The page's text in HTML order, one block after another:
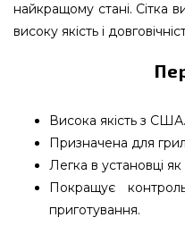
найкращому стані. Сітка
високу якість і
Висока якість з США.
Призначена для
Легка в установці
Покращує
приготування.